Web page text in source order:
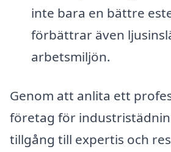
inte bara en bättre
förbättrar även
arbetsmiljön.
Genom att anlita ett
företag för
tillgång till expertis och